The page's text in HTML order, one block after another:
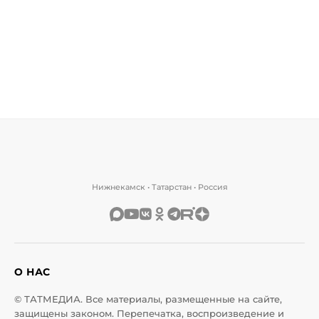
Нижнекамск • Татарстан • Россия
О НАС
© ТАТМЕДИА. Все материалы, размещенные на сайте,
защищены законом. Перепечатка, воспроизведение и